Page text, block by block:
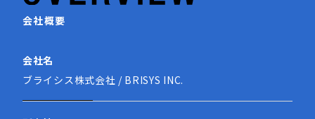
会社概要
会社名
ブライシス株式会社 / BRISYS INC.